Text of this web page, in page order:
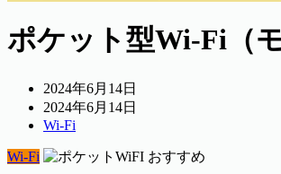
ポケット型Wi-Fi（
2024年6月14日
2024年6月14日
Wi-Fi
Wi-Fi